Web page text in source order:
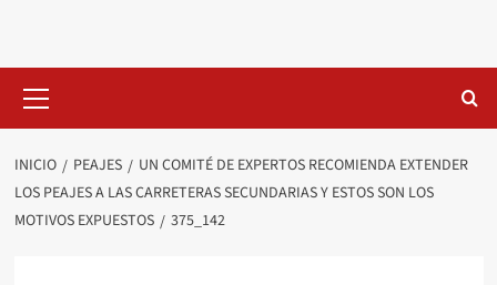
contenido
primario
INICIO PEAJES
UN COMITÉ DE EXPERTOS RECOMIENDA EXTENDER
LOS PEAJES A LAS CARRETERAS SECUNDARIAS Y ESTOS SON LOS
MOTIVOS EXPUESTOS
375_142